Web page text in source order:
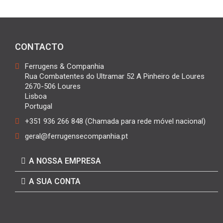
CONTACTO
Ferrugens & Companhia
Rua Combatentes do Ultramar 52 A Pinheiro de Loures
2670-506 Loures
Lisboa
Portugal
+351 936 266 848 (Chamada para rede móvel nacional)
geral@ferrugensecompanhia.pt
A NOSSA EMPRESA
A SUA CONTA